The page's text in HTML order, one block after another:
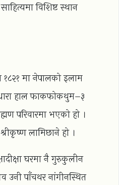
विशिष्ट स्थान
मा नेपालको इलाम
हाल फाकफोकथुम–३
परिवारमा भएको हो ।
लामिछाने हो ।
घरमा नै गुरुकुलीन
उनी पाँचथर नांगीनस्थित